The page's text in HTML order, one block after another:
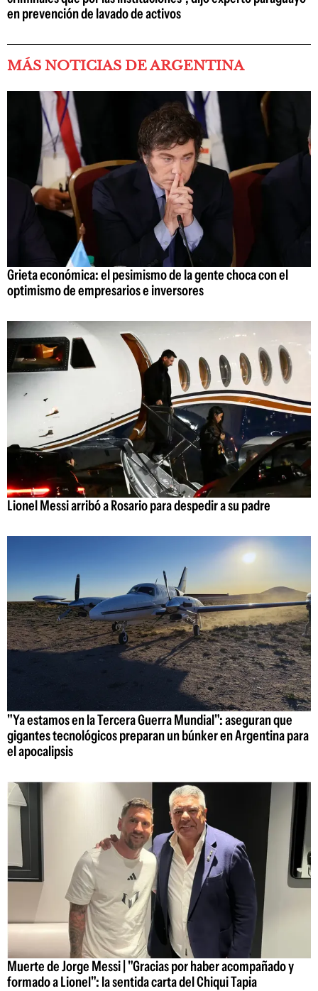
en prevención de lavado de activos
MÁS NOTICIAS DE ARGENTINA
Grieta económica: el pesimismo de la gente choca con el
optimismo de empresarios e inversores
Lionel Messi arribó a Rosario para despedir a su padre
"Ya estamos en la Tercera Guerra Mundial": aseguran que
gigantes tecnológicos preparan un búnker en Argentina para
el apocalipsis
Muerte de Jorge Messi | "Gracias por haber acompañado y
formado a Lionel": la sentida carta del Chiqui Tapia